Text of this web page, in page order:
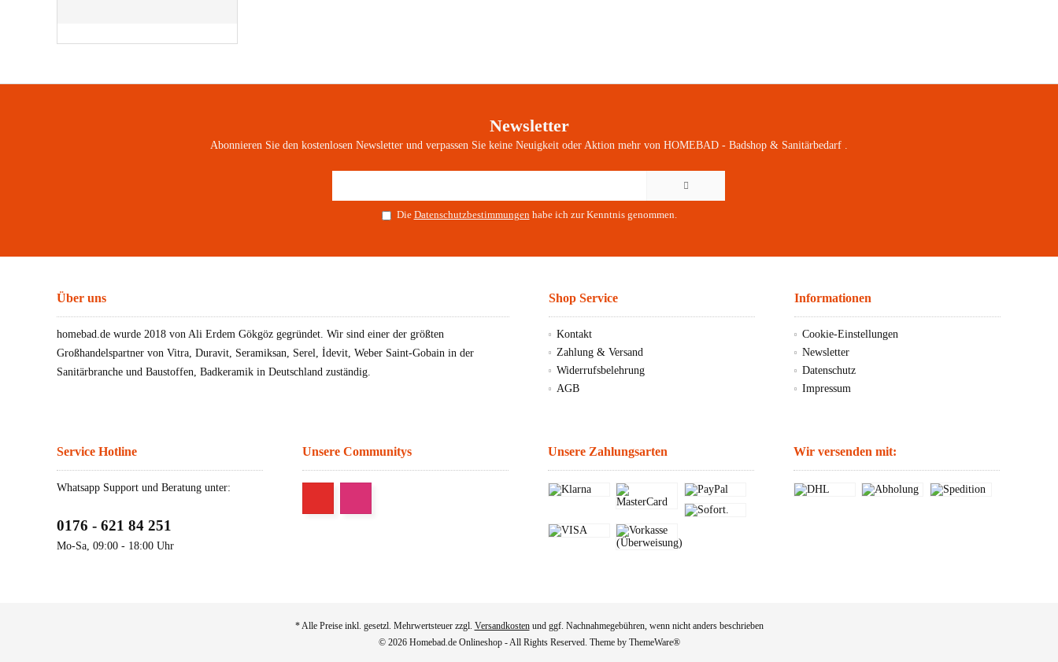
Newsletter
Abonnieren Sie den kostenlosen Newsletter und verpassen Sie keine Neuigkeit oder Aktion mehr von HOMEBAD - Badshop & Sanitärbedarf .
Die Datenschutzbestimmungenhabe ich zur Kenntnis genommen.
Über uns
homebad.de wurde 2018 von Ali Erdem Gökgöz gegründet. Wir sind einer der größten
Großhandelspartner von Vitra, Duravit, Seramiksan, Serel, İdevit, Weber Saint-Gobain in der
Sanitärbranche und Baustoffen, Badkeramik in Deutschland zuständig.
Shop Service
Kontakt
Zahlung & Versand
Widerrufsbelehrung
AGB
Informationen
Cookie-Einstellungen
Newsletter
Datenschutz
Impressum
Service Hotline
Whatsapp Support und Beratung unter:
0176 - 621 84 251
Mo-Sa, 09:00 - 18:00 Uhr
Unsere Communitys Unsere Zahlungsarten Wir versenden mit:
* Alle Preise inkl. gesetzl. Mehrwertsteuer zzgl. Versandkostenund ggf. Nachnahmegebühren, wenn nicht anders beschrieben
© 2026 Homebad.de Onlineshop - All Rights Reserved. Theme by ThemeWare®